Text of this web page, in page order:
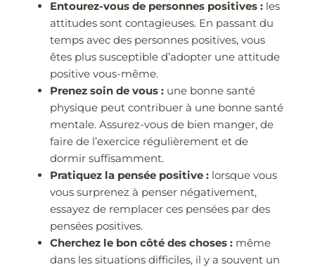
Entourez-vous de personnes positives : les
attitudes sont contagieuses. En passant du
temps avec des personnes positives, vous
êtes plus susceptible d’adopter une attitude
positive vous-même.
Prenez soin de vous : une bonne santé
physique peut contribuer à une bonne santé
mentale. Assurez-vous de bien manger, de
faire de l’exercice régulièrement et de
dormir suffisamment.
Pratiquez la pensée positive : lorsque vous
vous surprenez à penser négativement,
essayez de remplacer ces pensées par des
pensées positives.
Cherchez le bon côté des choses : même
dans les situations difficiles, il y a souvent un